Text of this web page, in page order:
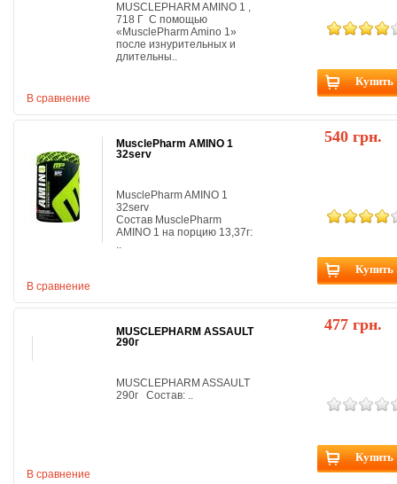
Купить
В сравнение
MUSCLEPHARM AMINO 1 ,
718 Г С помощью
«MusclePharm Amino 1»
после изнурительных и
длительны..
540 грн.
Купить
В сравнение
MusclePharm AMINO 1
32serv
MusclePharm AMINO 1
32serv
Состав MusclePharm
AMINO 1 на порцию 13,37г:
..
477 грн.
Купить
В сравнение
MUSCLEPHARM ASSAULT
290г
MUSCLEPHARM ASSAULT
290г Состав: ..